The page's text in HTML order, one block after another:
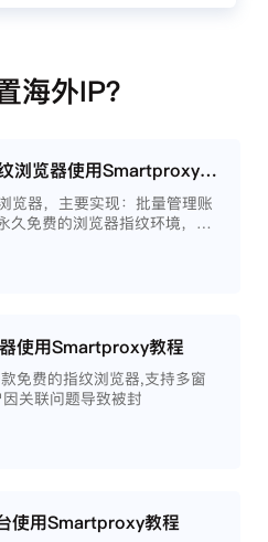
海外IP？
Hubstudio指纹浏览器使用Smartproxy教程
览器，主要实现：批量管理账
久免费的浏览器指纹环境，并
使用Smartproxy教程
免费的指纹浏览器,支持多窗
关联问题导致被封
使用Smartproxy教程